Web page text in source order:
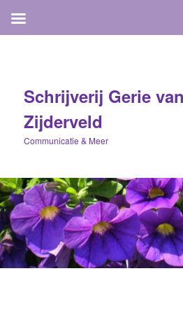
Schrijverij Gerie
Zijderveld
Communicatie & Meer